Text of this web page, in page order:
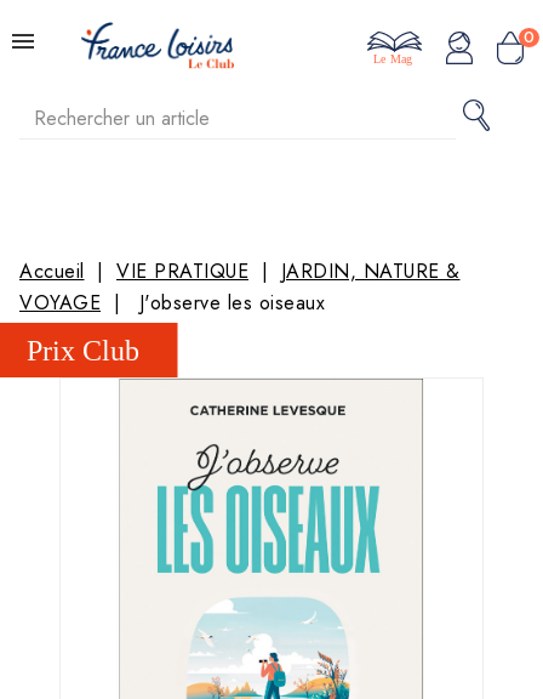
0
Le Mag
Accueil VIE PRATIQUE
JARDIN, NATURE &
VOYAGE
J'observe les oiseaux